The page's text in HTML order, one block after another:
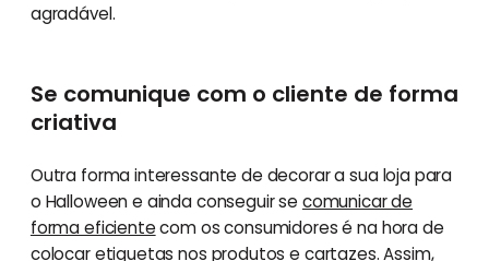
agradável.
Se comunique com o cliente de forma
criativa
Outra forma interessante de decorar a sua loja para
o Halloween e ainda conseguir se comunicar de
forma eficientecom os consumidores é na hora de
colocar etiquetas nos produtos e cartazes. Assim,